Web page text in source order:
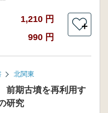
1,210 円
990 円
＋
北関東
期古墳を再利用す
研究